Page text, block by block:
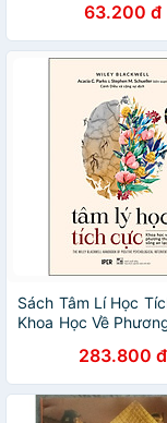
63.200 đ
Sách Tâm Lí Học
Khoa Học Về
283.800 đ